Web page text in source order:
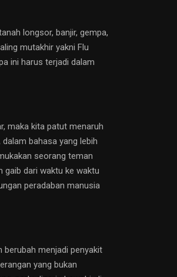
longsor, banjir, gempa,
mutakhir yakni Flu
ini harus terjadi dalam
maka kita patut menaruh
bahasa yang lebih
seorang teman
gaib dari waktu ke waktu
peradaban manusia
berubah menjadi penyakit
yang bukan